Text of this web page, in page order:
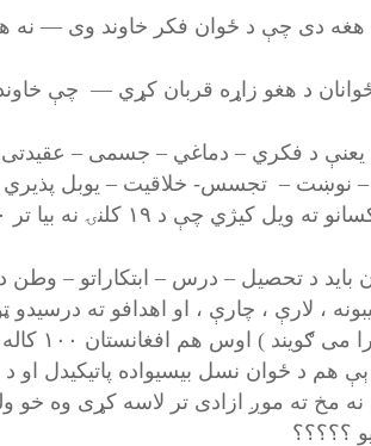
هغه دی چې د ځوان فکر خاوند وی — نه
د هغو زاړه قربان کړي — چې
یعنې د فکري – دماغي – جسمی – عقیدتی
نوښت – تجسس- خلاقیت – یوبل پذیري
چې د ۱۹ کلنۍ نه بیا تر ۴۰ کلنۍ پورې عمر ولري ،پورتني صفات او خصلتو خاوندان وي .
باید د تحصیل – درس – ابتکاراتو –
، لارې ، چارې ، او اهدافو ته
جمع
هم د ځوان نسل بیسیواده پاتیکیدل او د
نه مخ ته موږ ازادی تر لاسه کړی وه خو
؟؟؟؟؟